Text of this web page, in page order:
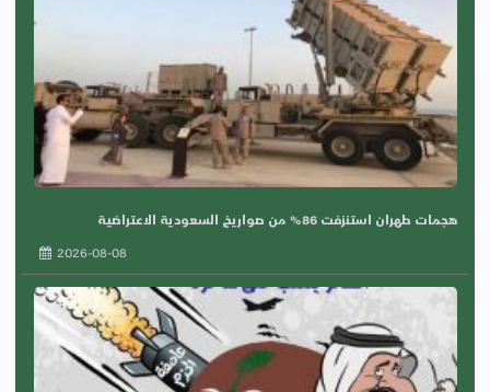
هجمات طهران استنزفت 86% من صواريخ السعودية الاعتراضية
2026-08-08